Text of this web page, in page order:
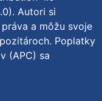
. Autori si
a môžu svoje
Poplatky
(APC) sa